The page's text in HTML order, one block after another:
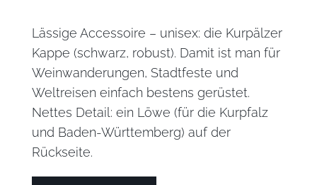
Lässige Accessoire – unisex: die Kurpälzer
Kappe (schwarz, robust). Damit ist man für
Weinwanderungen, Stadtfeste und
Weltreisen einfach bestens gerüstet.
Nettes Detail: ein Löwe (für die Kurpfalz
und Baden-Württemberg) auf der
Rückseite.